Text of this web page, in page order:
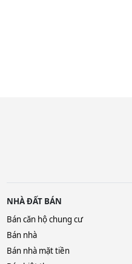
NHÀ ĐẤT BÁN
Bán căn hộ chung cư
Bán nhà
Bán nhà mặt tiền